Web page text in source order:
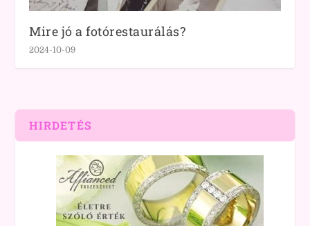
Mire jó a fotórestaurálás?
2024-10-09
HIRDETÉS